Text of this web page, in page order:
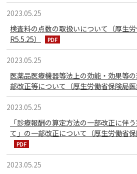
2023.05.25
検査料の点数の取扱いについて（厚生
R5.5.25）
2023.05.25
医薬品医療機器等法上の効能・効果等
部改正等について（厚生労働省保険局医
2023.05.25
「診療報酬の算定方法の一部改正に伴
て」の一部改正について（厚生労働省保
2023.05.25